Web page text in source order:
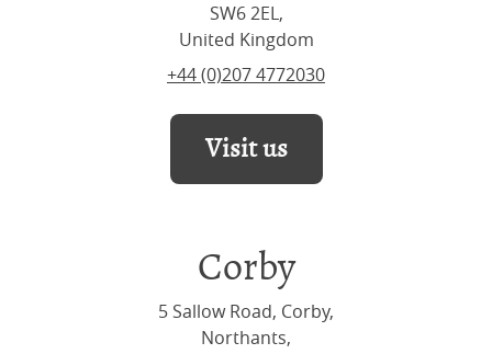
SW6 2EL,
United Kingdom
+44 (0)207 4772030
Visit us
Corby
5 Sallow Road, Corby,
Northants,